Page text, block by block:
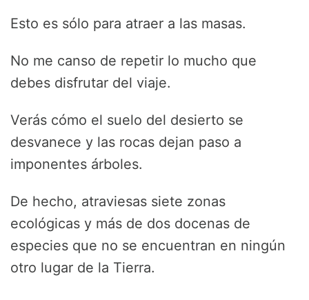
Esto es sólo para atraer a las masas.
No me canso de repetir lo mucho que
debes disfrutar del viaje.
Verás cómo el suelo del desierto se
desvanece y las rocas dejan paso a
imponentes árboles.
De hecho, atraviesas siete zonas
ecológicas y más de dos docenas de
especies que no se encuentran en ningún
otro lugar de la Tierra.